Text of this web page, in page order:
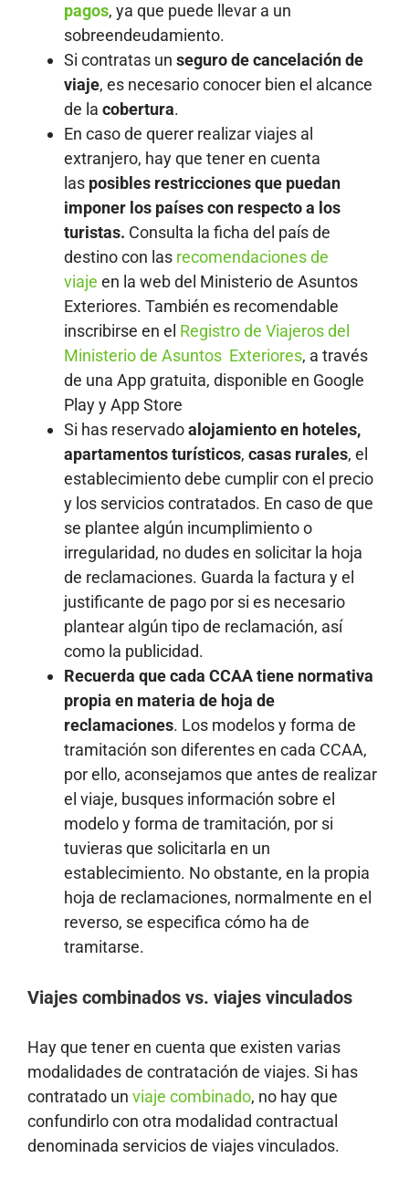
pagos, ya que puede llevar a un
sobreendeudamiento.
Si contratas un seguro de cancelación de
viaje, es necesario conocer bien el alcance
de la cobertura.
En caso de querer realizar viajes al
extranjero, hay que tener en cuenta
las posibles restricciones que puedan
imponer los países con respecto a los
turistas. Consulta la ficha del país de
destino con las recomendaciones de
viaje en la web del Ministerio de Asuntos
Exteriores. También es recomendable
inscribirse en el Registro de Viajeros del
Ministerio de Asuntos Exteriores, a través
de una App gratuita, disponible en Google
Play y App Store
Si has reservadoalojamiento en hoteles,
apartamentos turísticos, casas rurales, el
establecimiento debe cumplir con el precio
y los servicios contratados. En caso de que
se plantee algún incumplimiento o
irregularidad, no dudes en solicitar la hoja
de reclamaciones. Guarda la factura y el
justificante de pago por si es necesario
plantear algún tipo de reclamación, así
como la publicidad.
Recuerda que cada CCAA tiene normativa
propia en materia de hoja de
reclamaciones. Los modelos y forma de
tramitación son diferentes en cada CCAA,
por ello, aconsejamos que antes de realizar
el viaje, busques información sobre el
modelo y forma de tramitación, por si
tuvieras que solicitarla en un
establecimiento. No obstante, en la propia
hoja de reclamaciones, normalmente en el
reverso, se especifica cómo ha de
tramitarse.
Viajes combinados vs. viajes vinculados
Hay que tener en cuenta que existen varias
modalidades de contratación de viajes. Si has
contratado un viaje combinado, no hay que
confundirlo con otra modalidad contractual
denominada servicios de viajes vinculados.